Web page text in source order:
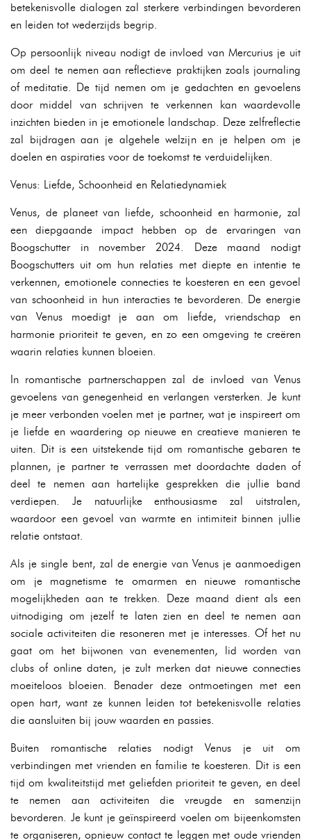
betekenisvolle dialogen zal sterkere verbindingen bevorderen
en leiden tot wederzijds begrip.
Op persoonlijk niveau nodigt de invloed van Mercurius je uit
om deel te nemen aan reflectieve praktijken zoals journaling
of meditatie. De tijd nemen om je gedachten en gevoelens
door middel van schrijven te verkennen kan waardevolle
inzichten bieden in je emotionele landschap. Deze zelfreflectie
zal bijdragen aan je algehele welzijn en je helpen om je
doelen en aspiraties voor de toekomst te verduidelijken.
Venus: Liefde, Schoonheid en Relatiedynamiek
Venus, de planeet van liefde, schoonheid en harmonie, zal
een diepgaande impact hebben op de ervaringen van
Boogschutter in november 2024. Deze maand nodigt
Boogschutters uit om hun relaties met diepte en intentie te
verkennen, emotionele connecties te koesteren en een gevoel
van schoonheid in hun interacties te bevorderen. De energie
van Venus moedigt je aan om liefde, vriendschap en
harmonie prioriteit te geven, en zo een omgeving te creëren
waarin relaties kunnen bloeien.
In romantische partnerschappen zal de invloed van Venus
gevoelens van genegenheid en verlangen versterken. Je kunt
je meer verbonden voelen met je partner, wat je inspireert om
je liefde en waardering op nieuwe en creatieve manieren te
uiten. Dit is een uitstekende tijd om romantische gebaren te
plannen, je partner te verrassen met doordachte daden of
deel te nemen aan hartelijke gesprekken die jullie band
verdiepen. Je natuurlijke enthousiasme zal uitstralen,
waardoor een gevoel van warmte en intimiteit binnen jullie
relatie ontstaat.
Als je single bent, zal de energie van Venus je aanmoedigen
om je magnetisme te omarmen en nieuwe romantische
mogelijkheden aan te trekken. Deze maand dient als een
uitnodiging om jezelf te laten zien en deel te nemen aan
sociale activiteiten die resoneren met je interesses. Of het nu
gaat om het bijwonen van evenementen, lid worden van
clubs of online daten, je zult merken dat nieuwe connecties
moeiteloos bloeien. Benader deze ontmoetingen met een
open hart, want ze kunnen leiden tot betekenisvolle relaties
die aansluiten bij jouw waarden en passies.
Buiten romantische relaties nodigt Venus je uit om
verbindingen met vrienden en familie te koesteren. Dit is een
tijd om kwaliteitstijd met geliefden prioriteit te geven, en deel
te nemen aan activiteiten die vreugde en samenzijn
bevorderen. Je kunt je geïnspireerd voelen om bijeenkomsten
te organiseren, opnieuw contact te leggen met oude vrienden